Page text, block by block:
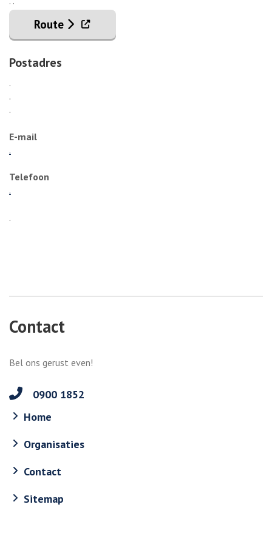
Route . Externe link
Postadres
.
.
.
E-mail
.
Telefoon
.
.
Contact
Bel ons gerust even!
0900 1852
Home
Organisaties
Contact
Sitemap